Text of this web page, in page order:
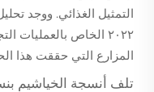
٢٠٢٢ الخاص بالعمليات
المزارع التي حققت هذا
تلف أنسجة الخياشيم بنسبة